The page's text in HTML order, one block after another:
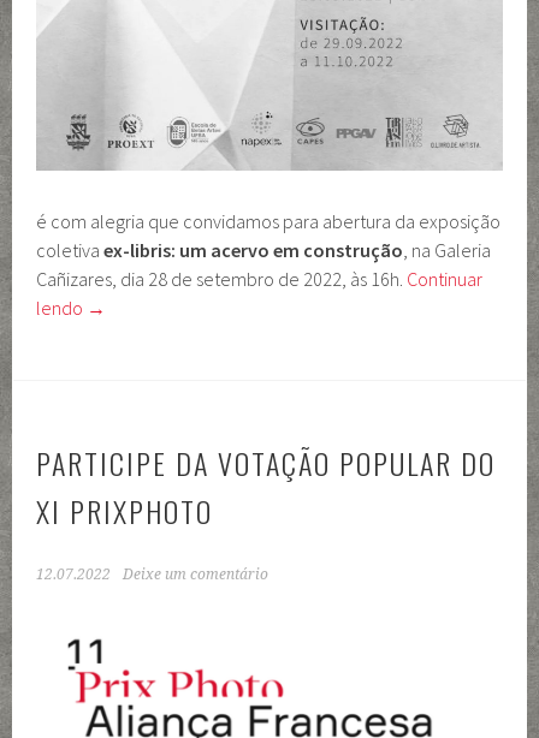
é com alegria que convidamos para abertura da exposição
coletivaex-libris: um acervo em construção , na Galeria
Cañizares, dia 28 de setembro de 2022, às 16h. Continuar
lendo →
PARTICIPE DA VOTAÇÃO POPULAR DO
XI PRIXPHOTO
12.07.2022 Deixe um comentário